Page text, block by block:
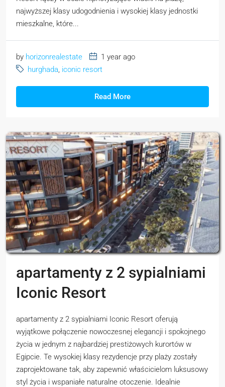
najwyższej klasy udogodnienia i wysokiej klasy jednostki
mieszkalne, które...
by horizonrealestate
1 year ago
hurghada, iconic resort
Read More
apartamenty z 2 sypialniami
Iconic Resort
apartamenty z 2 sypialniami Iconic Resort oferują
wyjątkowe połączenie nowoczesnej elegancji i spokojnego
życia w jednym z najbardziej prestiżowych kurortów w
Egipcie. Te wysokiej klasy rezydencje przy plaży zostały
zaprojektowane tak, aby zapewnić właścicielom luksusowy
styl życia i wspaniałe naturalne otoczenie. Idealnie